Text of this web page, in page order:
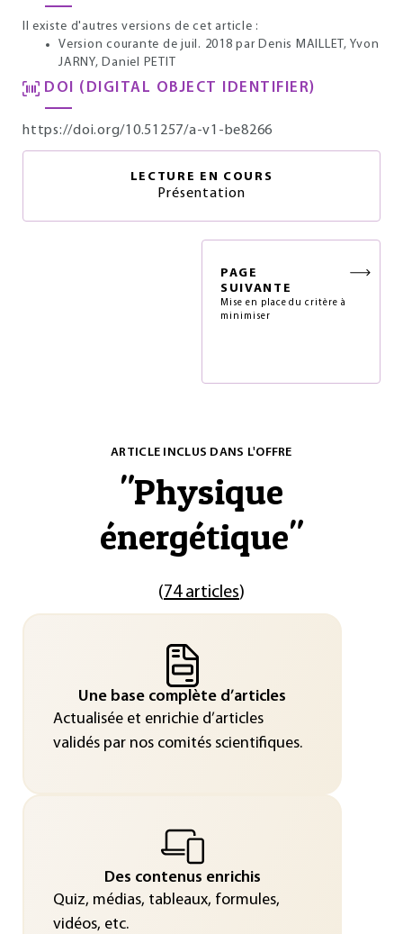
Il existe d'autres versions de cet article :
Version courante de juil. 2018 par Denis MAILLET, Yvon
JARNY, Daniel PETIT
DOI (DIGITAL OBJECT IDENTIFIER)
https://doi.org/10.51257/a-v1-be8266
LECTURE EN COURS
Présentation
PAGE
SUIVANTE
Mise en place du critère à
minimiser
ARTICLE INCLUS DANS L'OFFRE
"Physique
énergétique"
(74 articles)
Une base complète d’articles
Actualisée et enrichie d’articles
validés par nos comités scientifiques.
Des contenus enrichis
Quiz, médias, tableaux, formules,
vidéos, etc.